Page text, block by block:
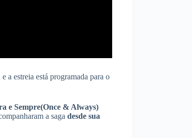
e a estreia está programada para o
e Sempre(Once & Always)
a saga desde sua